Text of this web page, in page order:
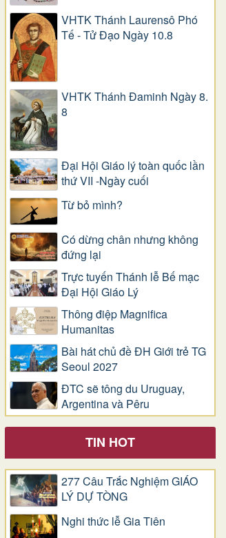
VHTK Thánh Laurensô Phó
Tế - Tử Đạo Ngày 10.8
VHTK Thánh Đaminh Ngày 8.
8
Đại Hội Giáo lý toàn quốc lần
thứ VII -Ngày cuối
Từ bỏ mình?
Có dừng chân nhưng không
đứng lại
Trực tuyến Thánh lễ Bế mạc
Đại Hội Giáo Lý
Thông điệp Magnifica
Humanitas
Bài hát chủ đề ĐH Giới trẻ TG
Seoul 2027
ĐTC sẽ tông du Uruguay,
Argentina và Pêru
TIN HOT
277 Câu Trắc Nghiệm GIÁO
LÝ DỰ TÒNG
Nghi thức lễ Gia Tiên